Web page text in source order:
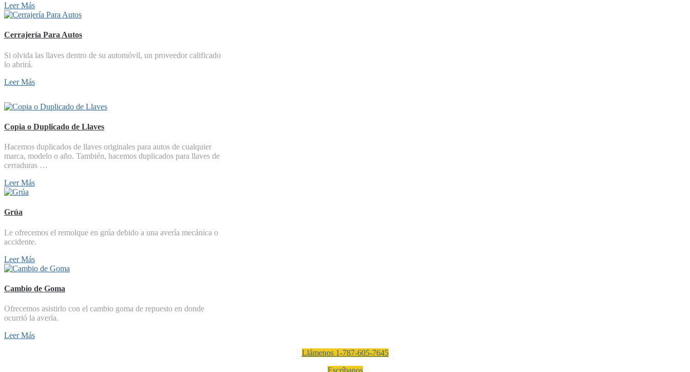
Leer Más
Cerrajería Para Autos
Si olvida las llaves dentro de su automóvil, un proveedor calificado
lo abrirá.
Leer Más
Copia o Duplicado de Llaves
Hacemos duplicados de llaves originales para autos de cualquier
marca, modelo o año. También, hacemos duplicados para llaves de
cerraduras …
Leer Más
Grúa
Le ofrecemos el remolque en grúa debido a una avería mecánica o
accidente.
Leer Más
Cambio de Goma
Ofrecemos asistirlo con el cambio goma de repuesto en donde
ocurrió la avería.
Leer Más
Llámenos 1-787-605-7645